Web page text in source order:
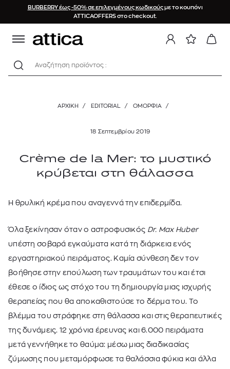
BURBERRY έως -50% σε επιλεγμένους κωδικούςμε το κουπόνι
ATTICAOFFERS στο checkout.
Αναζήτηση προϊόντος :
ΑΡΧΙΚΉ / EDITORIAL / ΟΜΟΡΦΙΑ /
18 Σεπτεμβρίου 2019
Crème de la Mer: το μυστικό
κρύβεται στη θάλασσα
Η θρυλική κρέμα που αναγεννά την επιδερμίδα.
Όλα ξεκίνησαν όταν ο αστροφυσικός Dr. Max Huber
υπέστη σοβαρά εγκαύματα κατά τη διάρκεια ενός
εργαστηριακού πειράματος. Καμία σύνθεση δεν τον
βοήθησε στην επούλωση των τραυμάτων του και έτσι
έθεσε ο ίδιος ως στόχο του τη δημιουργία μιας ισχυρής
θεραπείας που θα αποκαθιστούσε το δέρμα του. Το
βλέμμα του στράφηκε στη θάλασσα και στις θεραπευτικές
της δυνάμεις. 12 χρόνια έρευνας και 6.000 πειράματα
μετά γεννήθηκε το θαύμα: μέσω μιας διαδικασίας
ζύμωσης που μεταμόρφωσε τα θαλάσσια φύκια και άλλα